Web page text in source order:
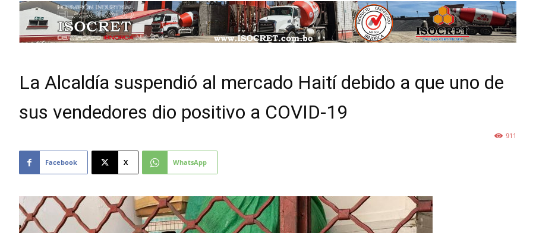
La Alcaldía suspendió al mercado Haití debido a que uno de
sus vendedores dio positivo a COVID-19
911
Facebook X WhatsApp